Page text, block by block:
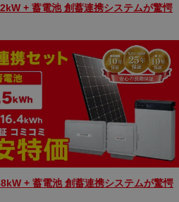
+ 蓄電池 創蓄連携システムが驚愕
+ 蓄電池 創蓄連携システムが驚愕